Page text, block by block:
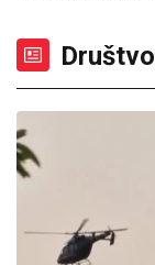
Društvo